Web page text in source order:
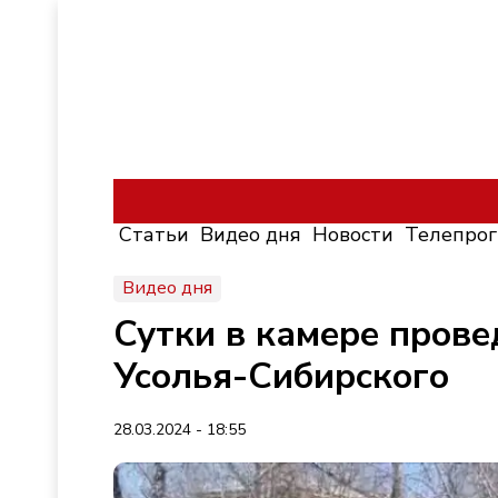
Статьи Видео дня Новости
Видео дня
Сутки в камере
Усолья-Сибирского
28.03.2024 - 18:55